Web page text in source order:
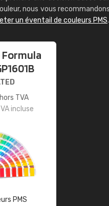
nous vous
un éventail de couleurs PMS.
hors TVA
incluse
PMS